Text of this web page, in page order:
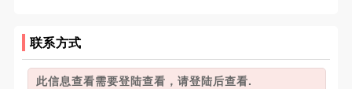
联系方式
此信息查看需要登陆查看，请登陆后查看.